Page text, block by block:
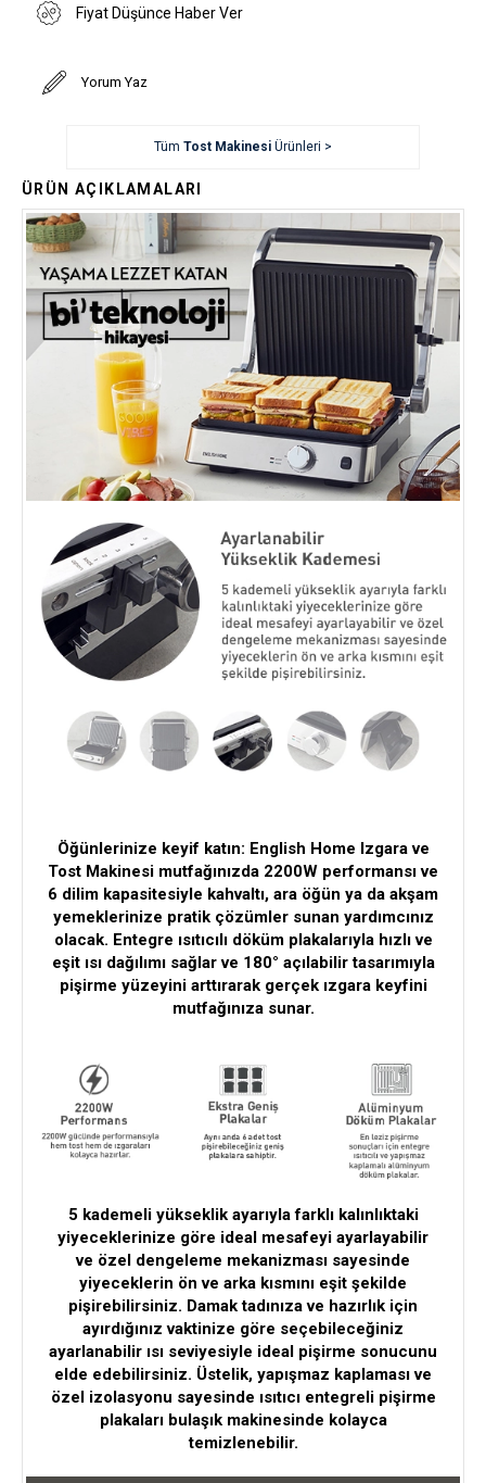
Fiyat Düşünce Haber Ver
Yorum Yaz
Tüm Tost MakinesiÜrünleri >
ÜRÜN AÇIKLAMALARI
Öğünlerinize keyif katın: English Home Izgara ve
Tost Makinesi mutfağınızda 2200W performansı ve
6 dilim kapasitesiyle kahvaltı, ara öğün ya da akşam
yemeklerinize pratik çözümler sunan yardımcınız
olacak. Entegre ısıtıcılı döküm plakalarıyla hızlı ve
eşit ısı dağılımı sağlar ve 180° açılabilir tasarımıyla
pişirme yüzeyini arttırarak gerçek ızgara keyfini
mutfağınıza sunar.
5 kademeli yükseklik ayarıyla farklı kalınlıktaki
yiyeceklerinize göre ideal mesafeyi ayarlayabilir
ve özel dengeleme mekanizması sayesinde
yiyeceklerin ön ve arka kısmını eşit şekilde
pişirebilirsiniz. Damak tadınıza ve hazırlık için
ayırdığınız vaktinize göre seçebileceğiniz
ayarlanabilir ısı seviyesiyle ideal pişirme sonucunu
elde edebilirsiniz. Üstelik, yapışmaz kaplaması ve
özel izolasyonu sayesinde ısıtıcı entegreli pişirme
plakaları bulaşık makinesinde kolayca
temizlenebilir.